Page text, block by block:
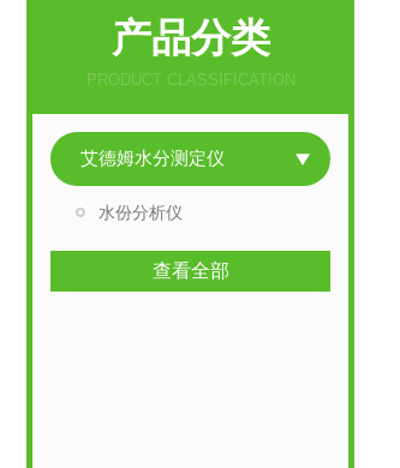
产品分类
PRODUCT CLASSIFICATION
艾德姆水分测定仪
水份分析仪
查看全部